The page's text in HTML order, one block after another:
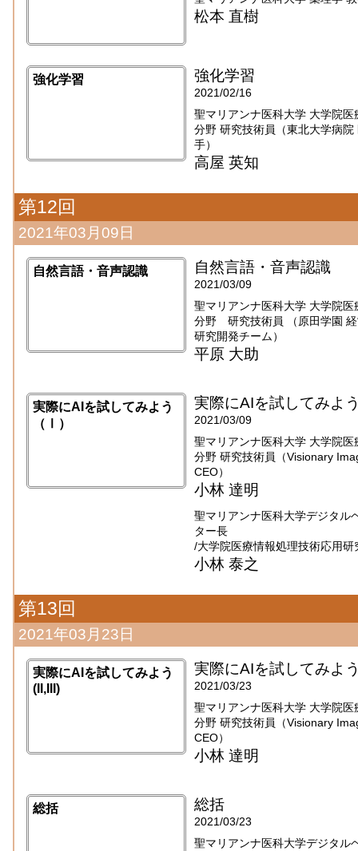
松本 直樹
強化学習 強化学習
2021/02/16
聖マリアンナ医科大学 大学院
分野 研究技術員（東北大学病
手）
高屋 英知
第12回
2021年03月09日
自然言語・音声認識 自然言語・音声認識
2021/03/09
聖マリアンナ医科大学 大学院
分野 研究技術員 （原田学園
研究開発チーム）
平原 大助
実際にAIを試してみよう
（Ⅰ）
実際にAIを試してみよ
2021/03/09
聖マリアンナ医科大学 大学院
分野 研究技術員（Visionary
CEO）
小林 達明
聖マリアンナ医科大学デジタル
ター長
/大学院医療情報処理技術応用研
小林 泰之
第13回
2021年03月23日
実際にAIを試してみよう
(II,III)
実際にAIを試してみよ
2021/03/23
聖マリアンナ医科大学 大学院
分野 研究技術員（Visionary
CEO）
小林 達明
総括 総括
2021/03/23
聖マリアンナ医科大学デジタル